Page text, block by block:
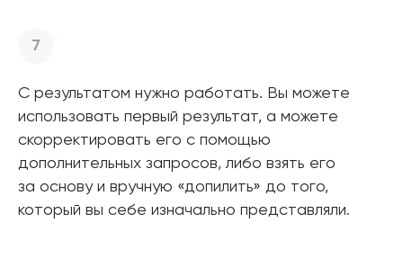
С результатом нужно работать. Вы можете
использовать первый результат, а можете
скорректировать его с помощью
дополнительных запросов, либо взять его
за основу и вручную «допилить» до того,
который вы себе изначально представляли.